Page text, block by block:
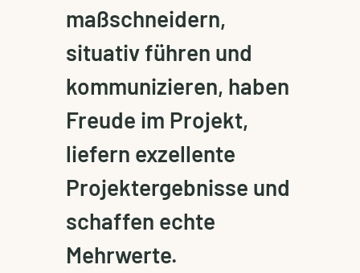
maßschneidern,
situativ führen und
kommunizieren, haben
Freude im Projekt,
liefern exzellente
Projektergebnisse und
schaffen echte
Mehrwerte.